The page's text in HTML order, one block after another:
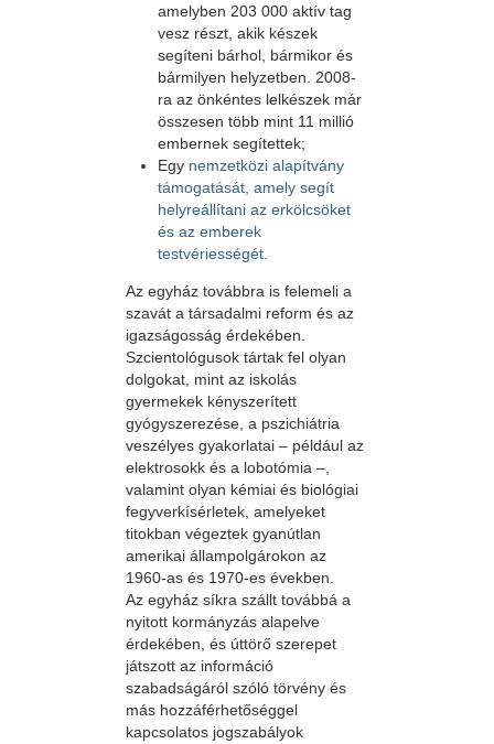
amelyben 203 000 aktív tag
vesz részt, akik készek
segíteni bárhol, bármikor és
bármilyen helyzetben. 2008-
ra az önkéntes lelkészek már
összesen több mint 11 millió
embernek segítettek;
Egy nemzetközi alapítvány
támogatását, amely segít
helyreállítani az erkölcsöket
és az emberek
testvériességét.
Az egyház továbbra is felemeli a
szavát a társadalmi reform és az
igazságosság érdekében.
Szcientológusok tártak fel olyan
dolgokat, mint az iskolás
gyermekek kényszerített
gyógyszerezése, a pszichiátria
veszélyes gyakorlatai – például az
elektrosokk és a lobotómia –,
valamint olyan kémiai és biológiai
fegyverkísérletek, amelyeket
titokban végeztek gyanútlan
amerikai állampolgárokon az
1960-as és 1970-es években.
Az egyház síkra szállt továbbá a
nyitott kormányzás alapelve
érdekében, és úttörő szerepet
játszott az információ
szabadságáról szóló törvény és
más hozzáférhetőséggel
kapcsolatos jogszabályok